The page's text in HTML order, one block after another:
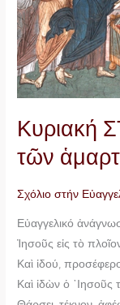
Κυριακή
τῶν
Σχόλιο στήν
Εὐαγγελικό
Ἰησοῦς εἰς τὸ
Καὶ ἰδού,
Καὶ ἰδὼν ὁ ᾽Ιησοῦς
ἁμαρτιῶν